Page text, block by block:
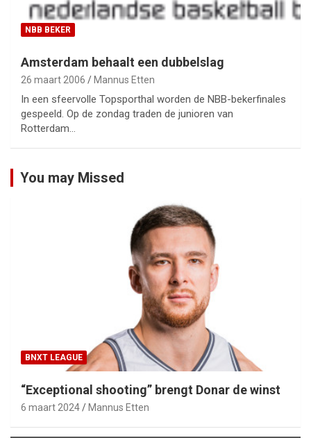
NBB BEKER
Amsterdam behaalt een dubbelslag
26 maart 2006 Mannus Etten
In een sfeervolle Topsporthal worden de NBB-bekerfinales
gespeeld. Op de zondag traden de junioren van
Rotterdam…
You may Missed
BNXT LEAGUE
“Exceptional shooting” brengt Donar de winst
6 maart 2024 Mannus Etten